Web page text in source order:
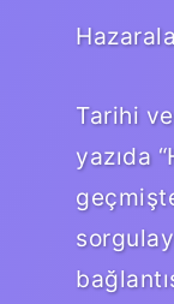
Tarihi
yazıda